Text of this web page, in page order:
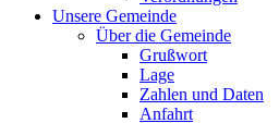
Unsere Gemeinde
Über die Gemeinde
Grußwort
Lage
Zahlen und Daten
Anfahrt